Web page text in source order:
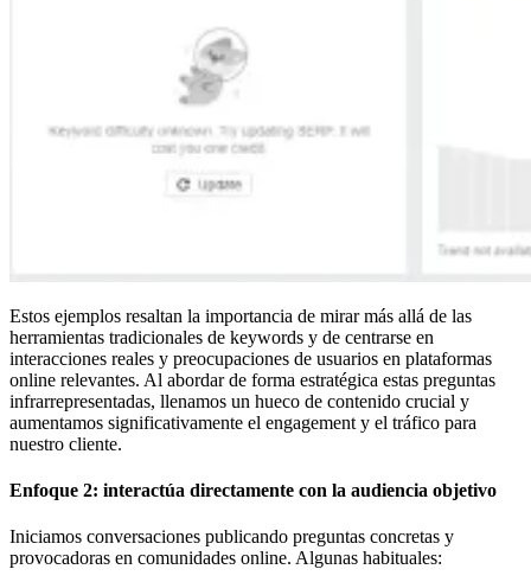
Estos ejemplos resaltan la importancia de mirar más allá de las
herramientas tradicionales de keywords y de centrarse en
interacciones reales y preocupaciones de usuarios en plataformas
online relevantes. Al abordar de forma estratégica estas preguntas
infrarrepresentadas, llenamos un hueco de contenido crucial y
aumentamos significativamente el engagement y el tráfico para
nuestro cliente.
Enfoque 2: interactúa directamente con la audiencia objetivo
Iniciamos conversaciones publicando preguntas concretas y
provocadoras en comunidades online. Algunas habituales: